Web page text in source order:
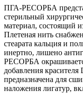
ПГА-РЕСОРБА
стерильный
материал, состоящий
Плетеная нить
стеарата кальция и
инертно, лишено
РЕСОРБА
добавления
предназначена для
наложения лигатур,